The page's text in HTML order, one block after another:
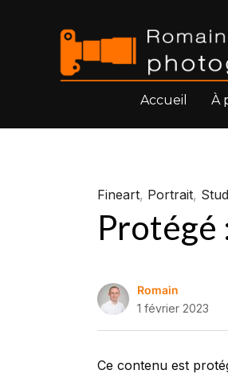
Accueil À
Fineart, Portrait,
Protégé
Romain
1 février 2023
Ce contenu est